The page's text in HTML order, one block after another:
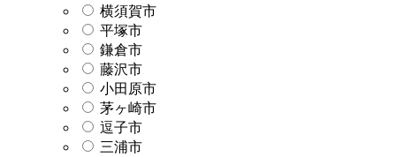
横須賀市
平塚市
鎌倉市
藤沢市
小田原市
茅ヶ崎市
逗子市
三浦市